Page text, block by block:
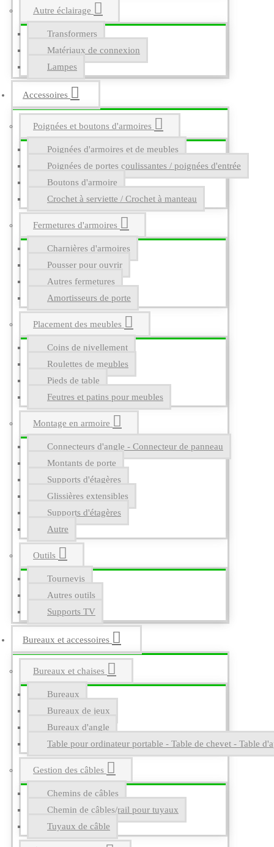
Autre éclairage
Transformers
Matériaux de connexion
Lampes
Accessoires
Poignées et boutons d'armoires
Poignées d'armoires et de meubles
Poignées de portes coulissantes / poignées d'entrée
Boutons d'armoire
Crochet à serviette / Crochet à manteau
Fermetures d'armoires
Charnières d'armoires
Pousser pour ouvrir
Autres fermetures
Amortisseurs de porte
Placement des meubles
Coins de nivellement
Roulettes de meubles
Pieds de table
Feutres et patins pour meubles
Montage en armoire
Connecteurs d'angle - Connecteur de panneau
Montants de porte
Supports d'étagères
Glissières extensibles
Supports d'étagères
Autre
Outils
Tournevis
Autres outils
Supports TV
Bureaux et accessoires
Bureaux et chaises
Bureaux
Bureaux de jeux
Bureaux d'angle
Table pour ordinateur portable - Table de chevet - Table
Gestion des câbles
Chemins de câbles
Chemin de câbles/rail pour tuyaux
Tuyaux de câble